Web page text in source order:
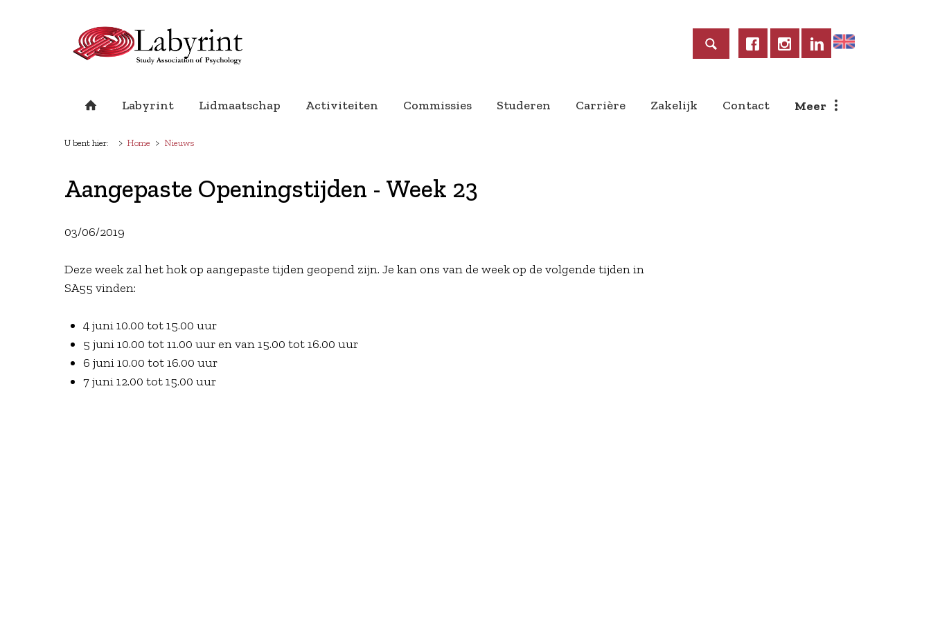
Labyrint Lidmaatschap Activiteiten Commissies Studeren Carrière Zakelijk Contact Meer
Home
U bent hier: Home Nieuws
Aangepaste Openingstijden - Week 23
03/06/2019
Deze week zal het hok op aangepaste tijden geopend zijn. Je kan ons van de week op de volgende tijden in
SA55 vinden:
4 juni 10.00 tot 15.00 uur
5 juni 10.00 tot 11.00 uur en van 15.00 tot 16.00 uur
6 juni 10.00 tot 16.00 uur
7 juni 12.00 tot 15.00 uur